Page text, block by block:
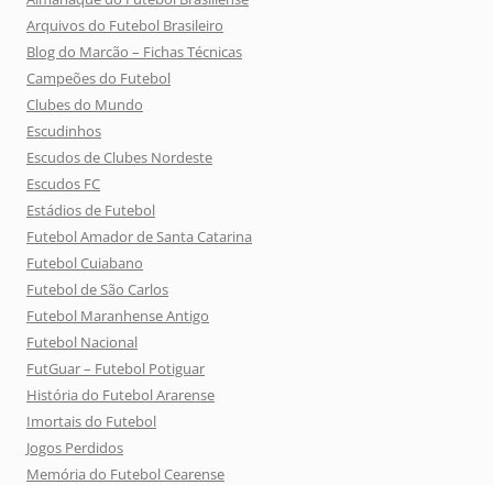
Arquivos do Futebol Brasileiro
Blog do Marcão – Fichas Técnicas
Campeões do Futebol
Clubes do Mundo
Escudinhos
Escudos de Clubes Nordeste
Escudos FC
Estádios de Futebol
Futebol Amador de Santa Catarina
Futebol Cuiabano
Futebol de São Carlos
Futebol Maranhense Antigo
Futebol Nacional
FutGuar – Futebol Potiguar
História do Futebol Ararense
Imortais do Futebol
Jogos Perdidos
Memória do Futebol Cearense